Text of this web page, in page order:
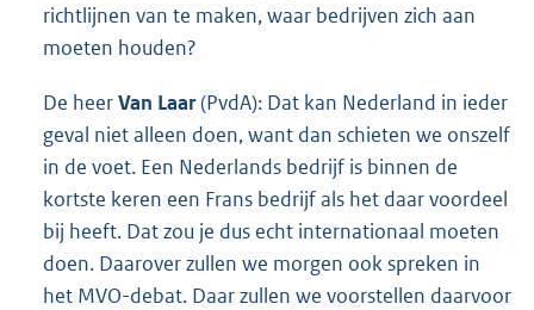
richtlijnen van te maken, waar bedrijven zich aan
moeten houden?
De heerVan Laar(PvdA): Dat kan Nederland in ieder
geval niet alleen doen, want dan schieten we onszelf
in de voet. Een Nederlands bedrijf is binnen de
kortste keren een Frans bedrijf als het daar voordeel
bij heeft. Dat zou je dus echt internationaal moeten
doen. Daarover zullen we morgen ook spreken in
het MVO-debat. Daar zullen we voorstellen daarvoor